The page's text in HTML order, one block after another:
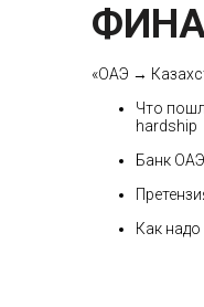
«ОАЭ →
Что
hardship
Банк
Как